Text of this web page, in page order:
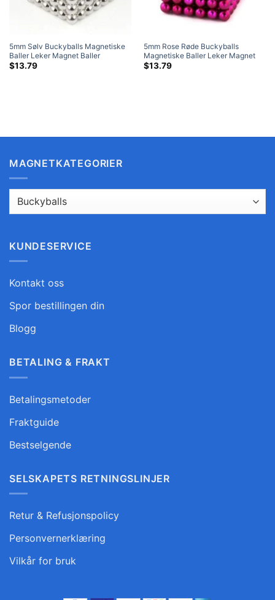
5mm Sølv Buckyballs Magnetiske
Baller Leker Magnet Baller
Puslespill N42 Kule Neodymium
$13.79
5mm Rose Røde Buckyballs
Magnetiske Baller Leker Magnet
Baller Puslespill N42 Kule
$13.79
MAGNETKATEGORIER
KUNDESERVICE
Kontakt oss
Spor bestillingen din
Blogg
BETALING & FRAKT
Betalingsmetoder
Fraktguide
Bestselgende
SELSKAPETS RETNINGSLINJER
Retur & Refusjonspolicy
Personvernerklæring
Vilkår for bruk